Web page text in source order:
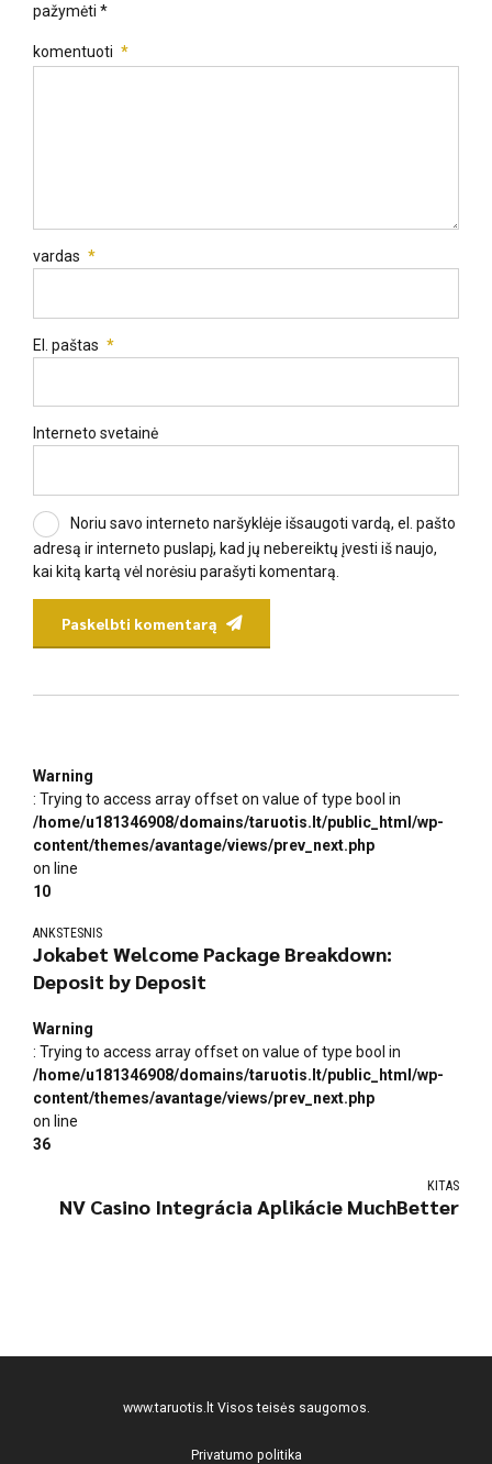
pažymėti *
komentuoti *
vardas *
El. paštas *
Interneto svetainė
Noriu savo interneto naršyklėje išsaugoti vardą, el. pašto
adresą ir interneto puslapį, kad jų nebereiktų įvesti iš naujo,
kai kitą kartą vėl norėsiu parašyti komentarą.
Paskelbti komentarą
Warning
: Trying to access array offset on value of type bool in
/home/u181346908/domains/taruotis.lt/public_html/wp-
content/themes/avantage/views/prev_next.php
on line
10
ANKSTESNIS
Jokabet Welcome Package Breakdown:
Deposit by Deposit
Warning
: Trying to access array offset on value of type bool in
/home/u181346908/domains/taruotis.lt/public_html/wp-
content/themes/avantage/views/prev_next.php
on line
36
KITAS
NV Casino Integrácia Aplikácie MuchBetter
www.taruotis.ltVisos teisės saugomos.
Privatumo politika